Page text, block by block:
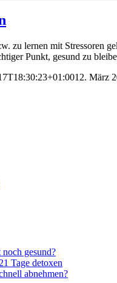
zu lernen mit Stressoren
Punkt, gesund zu
12. März
gesund?
Tage detoxen
abnehmen?